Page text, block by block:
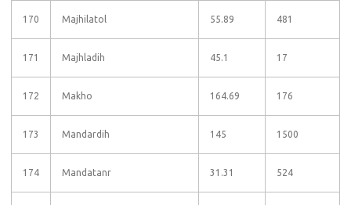
170 Majhilatol 55.89 481
171 Majhladih 45.1 17
172 Makho 164.69 176
173 Mandardih 145 1500
174 Mandatanr 31.31 524